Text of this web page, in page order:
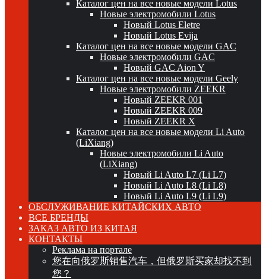
Каталог цен на все новые модели Lotus
Новые электромобили Lotus
Новый Lotus Eletre
Новый Lotus Evija
Каталог цен на все новые модели GAC
Новые электромобили GAC
Новый GAC Aion Y
Каталог цен на все новые модели Geely
Новые электромобили ZEEKR
Новый ZEEKR 001
Новый ZEEKR 009
Новый ZEEKR X
Каталог цен на все новые модели Li Auto
(LiXiang)
Новые электромобили Li Auto
(LiXiang)
Новый Li Auto L7 (Li L7)
Новый Li Auto L8 (Li L8)
Новый Li Auto L9 (Li L9)
ОБСЛУЖИВАНИЕ КИТАЙСКИХ АВТО
ВСЕ БРЕНДЫ
ЗАКАЗ АВТО ИЗ КИТАЯ
КОНТАКТЫ
Реклама на портале
您在向俄罗斯销售汽车，但俄罗斯买家却找不到
您？